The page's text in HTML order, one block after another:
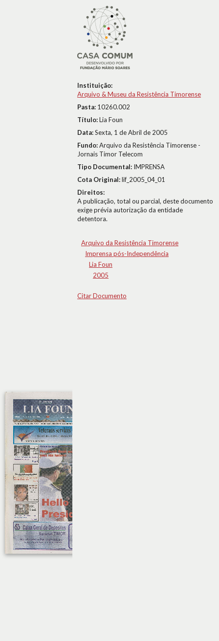
Instituição:
Arquivo & Museu da Resistência Timorense
Pasta: 10260.002
Título:Lia Foun
Data:Sexta, 1 de Abril de 2005
Fundo:Arquivo da Resistência Timorense -
Jornais Timor Telecom
Tipo Documental: IMPRENSA
Cota Original:lif_2005_04_01
Direitos:
A publicação, total ou parcial, deste documento
exige prévia autorização da entidade
detentora.
Arquivo da Resistência Timorense
Imprensa pós-Independência
Lia Foun
2005
Citar Documento